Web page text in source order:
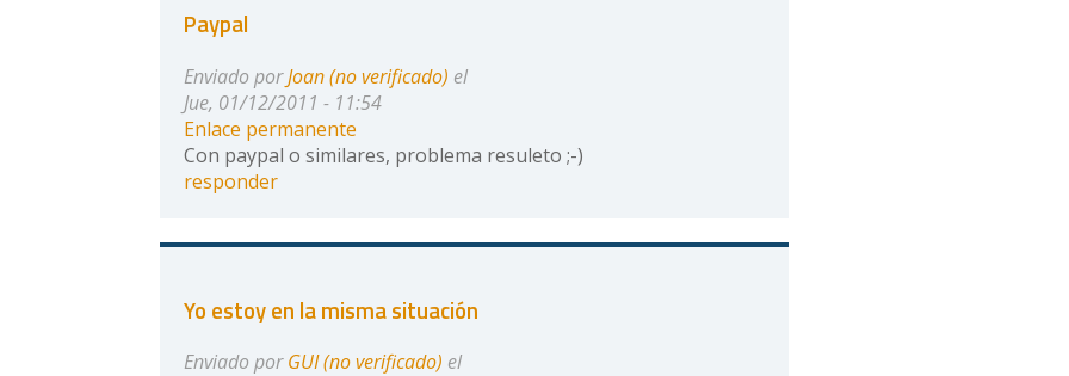
Paypal
Enviado porJoan (no verificado) el
Jue, 01/12/2011 - 11:54
Enlace permanente
Con paypal o similares, problema resuleto ;-)
responder
Yo estoy en la misma situación
Enviado porGUI (no verificado) el